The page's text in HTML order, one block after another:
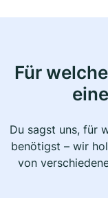
Für
Du sagst uns, für
benötigst – wir
von